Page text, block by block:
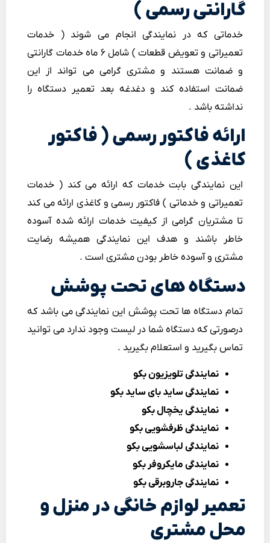
گارانتی رسمی )
خدماتی که در نمایندگی انجام می شوند ( خدمات
تعمیراتی و تعویض قطعات ) شامل ۶ ماه خدمات گارانتی
و ضمانت هستند و مشتری گرامی می تواند از این
ضمانت استفاده کند و دغدغه بعد تعمیر دستگاه را
نداشته باشد .
ارائه فاکتور رسمی ( فاکتور
کاغذی )
این نمایندگی بابت خدمات که ارائه می کند ( خدمات
تعمیراتی و خدماتی ) فاکتور رسمی و کاغذی ارائه می کند
تا مشتریان گرامی از کیفیت خدمات ارائه شده آسوده
خاطر باشند و هدف این نمایندگی همیشه رضایت
مشتری و آسوده خاطر بودن مشتری است .
دستگاه های تحت پوشش
تمام دستگاه ها تحت پوشش این نمایندگی می باشد که
درصورتی که دستگاه شما در لیست وجود ندارد می توانید
تماس بگیرید و استعلام بگیرید .
نمایندگی تلویزیون بکو
نمایندگی ساید بای ساید بکو
نمایندگی یخچال بکو
نمایندگی ظرفشویی بکو
نمایندگی لباسشویی بکو
نمایندگی مایکروفر بکو
نمایندگی جاروبرقی بکو
تعمیر لوازم خانگی در منزل و
محل مشتری